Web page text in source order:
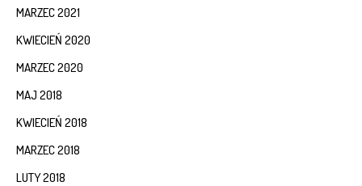
MARZEC 2021
KWIECIEŃ 2020
MARZEC 2020
MAJ 2018
KWIECIEŃ 2018
MARZEC 2018
LUTY 2018